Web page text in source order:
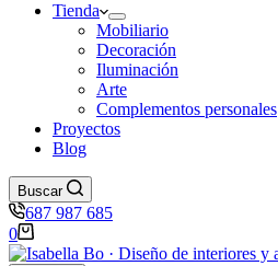
Tienda
Mobiliario
Decoración
Iluminación
Arte
Complementos personales
Proyectos
Blog
Buscar
687 987 685
Carro
de
0